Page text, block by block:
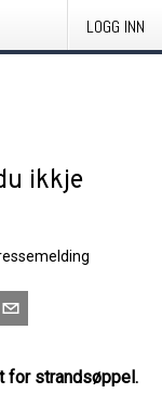
LOGG INN
ikkje
for strandsøppel.